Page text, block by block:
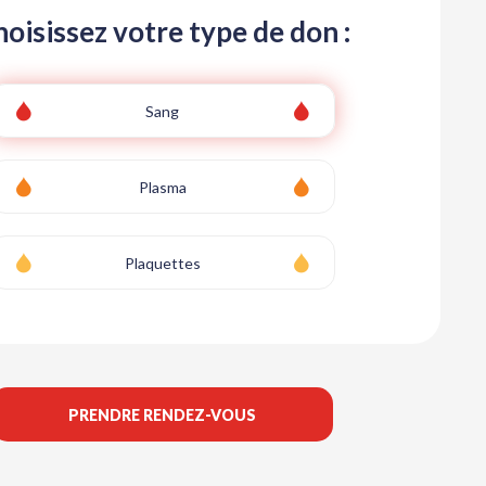
votre type de don :
Sang
Plasma
Plaquettes
PRENDRE RENDEZ-VOUS